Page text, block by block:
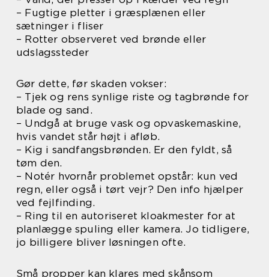
– Fugtige pletter i græsplænen eller
sætninger i fliser
– Rotter observeret ved brønde eller
udslagssteder
Gør dette, før skaden vokser:
– Tjek og rens synlige riste og tagbrønde for
blade og sand.
– Undgå at bruge vask og opvaskemaskine,
hvis vandet står højt i afløb.
– Kig i sandfangsbrønden. Er den fyldt, så
tøm den.
– Notér hvornår problemet opstår: kun ved
regn, eller også i tørt vejr? Den info hjælper
ved fejlfinding.
– Ring til en autoriseret kloakmester for at
planlægge spuling eller kamera. Jo tidligere,
jo billigere bliver løsningen ofte.
Små propper kan klares med skånsom